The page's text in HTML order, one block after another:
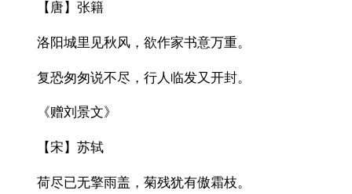
【唐】张籍
洛阳城里见秋风，欲作家书意万重。
复恐匆匆说不尽，行人临发又开封。
《赠刘景文》
【宋】苏轼
荷尽已无擎雨盖，菊残犹有傲霜枝。